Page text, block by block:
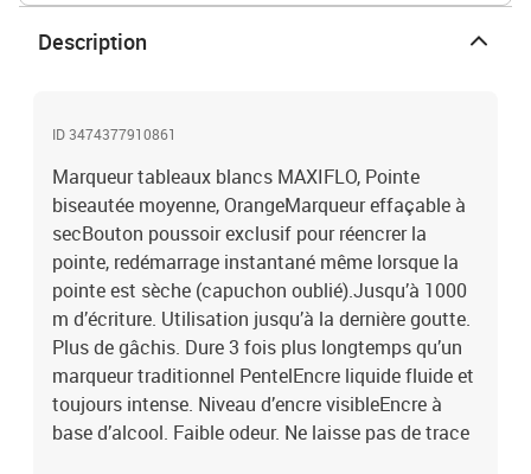
Description
ID 3474377910861
Marqueur tableaux blancs MAXIFLO, Pointe
biseautée moyenne, OrangeMarqueur effaçable à
secBouton poussoir exclusif pour réencrer la
pointe, redémarrage instantané même lorsque la
pointe est sèche (capuchon oublié).Jusqu’à 1000
m d’écriture. Utilisation jusqu’à la dernière goutte.
Plus de gâchis. Dure 3 fois plus longtemps qu’un
marqueur traditionnel PentelEncre liquide fluide et
toujours intense. Niveau d’encre visibleEncre à
base d’alcool. Faible odeur. Ne laisse pas de trace